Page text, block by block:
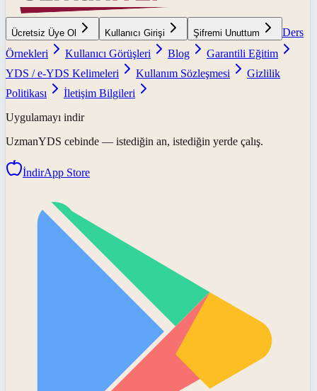
Ücretsiz Üye Ol Kullanıcı Girişi Şifremi Unuttum
Ders
Örnekleri
Kullanıcı Görüşleri Blog
Garantili Eğitim
YDS / e-YDS Kelimeleri
Kullanım Sözleşmesi
Gizlilik
Politikası
İletişim Bilgileri
Uygulamayı indir
UzmanYDS cebinde — istediğin an, istediğin yerde çalış.
İndirApp Store